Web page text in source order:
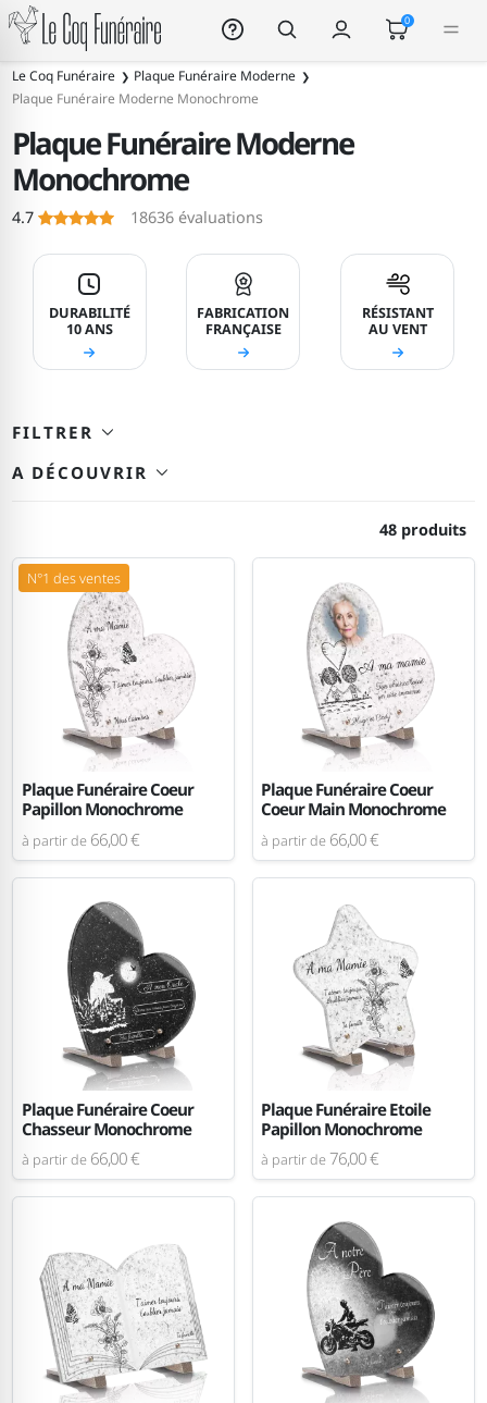
Le Coq Funéraire 0
184
Le Coq Funéraire
Plaque Funéraire Moderne
Plaque Funéraire Moderne Monochrome
Plaque Funéraire Moderne
Monochrome
Le Coq Funéraire
4.7 18636 évaluations
DURABILITÉ
10 ANS
FABRICATION
FRANÇAISE
RÉSISTANT
AU VENT
FILTRER
A DÉCOUVRIR
48 produits
N°1 des ventes
Plaque Funéraire Coeur
Papillon Monochrome
à partir de 66,00 €
Plaque Funéraire Coeur
Coeur Main Monochrome
à partir de 66,00 €
Plaque Funéraire Coeur
Chasseur Monochrome
à partir de 66,00 €
Plaque Funéraire Etoile
Papillon Monochrome
à partir de 76,00 €